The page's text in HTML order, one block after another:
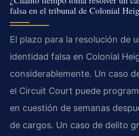
falsa en el tribunal de Colonial
El plazo para la resolución de
identidad falsa en Colonial
considerablemente. Un caso
el Circuit Court puede
en cuestión de semanas
de cargos. Un caso de delito